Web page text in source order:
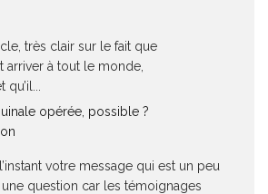
très clair sur le fait que
arriver à tout le monde,
opérée, possible ?
votre message qui est un peu
une question car les témoignages